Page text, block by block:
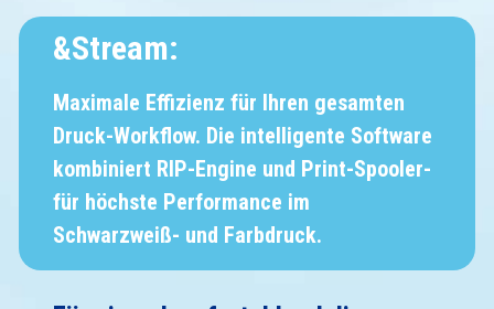
&Stream:
Maximale Effizienz für Ihren gesamten
Druck-Workflow. Die intelligente Software
kombiniert RIP-Engine und Print-Spooler-
für höchste Performance im
Schwarzweiß- und Farbdruck.